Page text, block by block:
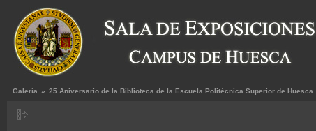
Galería » 25 Aniversario de la Biblioteca de la Escuela Politécnica Superior de Huesca